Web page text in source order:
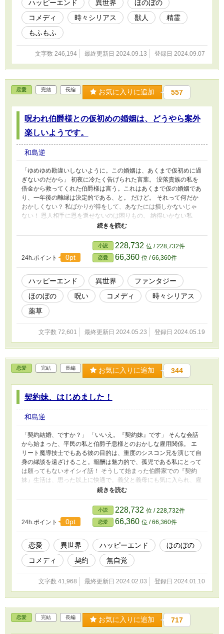
ハッピーエンド 異世界
ほのぼの
コメディ
時々シリアス 獣人
精霊
もふもふ
文字数 246,194 最終更新日 2024.09.13 登録日 2024.09.07
恋愛 完結 長編 お気に入りに追加 557
呪われ伯爵様との仮初めの婚姻は、どうやら案外
楽しいようです。
和島逆
「ゆめゆめ勘違いしないように。この婚姻は、あくまで仮初めに過
ぎないのだから」 初夜に冷たく告げられた言葉。 没落貴族の私を
借金から救ってくれた伯爵様は言う。これはあくまで仮の婚姻であ
り、一年後の離縁は決定的である、と。 だけど。 それって何だか
おかしくない？ 私ばかりが得をして、あなたには損しかないじゃ
ない！ 恩人相手に恩を返せないのは困りもの。 納得いかない私
は、すぐさま伯爵様を直撃することにした。さあさあ、今すぐ理由
爵家に代々続く『呪い』の存在。 一体呪いとは何なのか？ 解呪す
るためにはどうすればいいのか？ ご恩返しのため、そして何より
二人で幸せを掴むため。 ちぐはぐながら、どこか楽しい新生活が
始まりました。
24h.ポイント 0pt
小説 228,732 位 / 228,732件
恋愛 66,360 位 / 66,360件
ハッピーエンド 異世界
ファンタジー
ほのぼの
呪い コメディ
時々シリアス
薬草
文字数 72,601 最終更新日 2024.05.23 登録日 2024.05.19
恋愛 完結 長編 お気に入りに追加 344
契約妹、はじめました！
和島逆
「契約結婚、ですか？」 「いいえ。『契約妹』です」 そんな会話
から始まった、平民の私と伯爵子息様とのおかしな雇用関係。 エ
リート魔導技士でもある彼の目的は、重度のシスコン兄を演じて自
身の縁談を遠ざけること。報酬は魅力的で、孤児である私にとって
は願ってもないオイシイ話！ そうして始まった伯爵家での『契約
妹』生活は、思った以上に快適で。義父と義母にも気に入られ、雇
用主である偽のお兄様までだんだん優しくなってきたような……？
24h.ポイント 0pt
小説 228,732 位 / 228,732件
恋愛 66,360 位 / 66,360件
恋愛 異世界 ハッピーエンド
ほのぼの
コメディ
契約 無自覚
文字数 41,968 最終更新日 2024.02.03 登録日 2024.01.10
恋愛 完結 長編 お気に入りに追加 717